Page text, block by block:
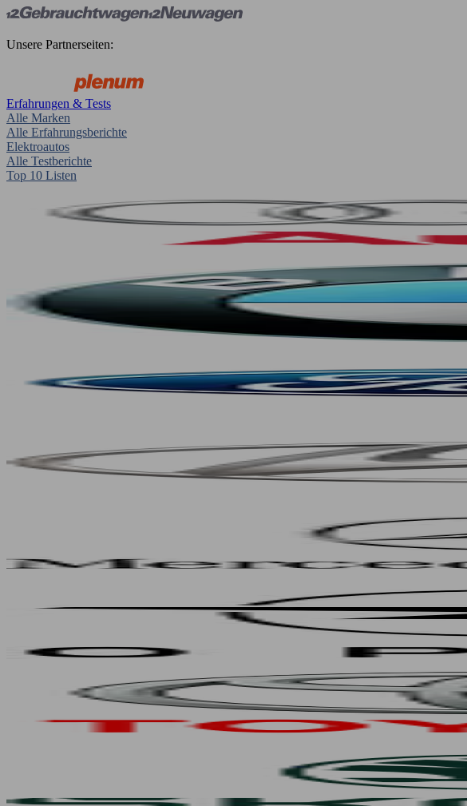
Unsere Partnerseiten:
Erfahrungen & Tests
Alle Marken
Alle Erfahrungsberichte
Elektroautos
Alle Testberichte
Top 10 Listen